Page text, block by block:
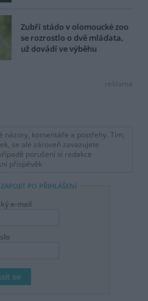
Zubří stádo v olomoucké zoo
se rozrostlo o dvě mláďata,
už dovádí ve výběhu
reklama
názory, komentáře a postřehy. Tím,
se ale zároveň zavazujete
porušení si redakce
příspěvěk
PO PŘIHLÁŠENÍ
e-mail